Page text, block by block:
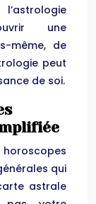
une
même, de
peut
de soi.
qui
astrale